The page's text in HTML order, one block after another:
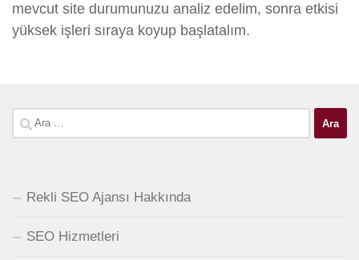
mevcut site durumunuzu analiz edelim, sonra etkisi
yüksek işleri sıraya koyup başlatalım.
Arama:
Rekli SEO Ajansı Hakkında
SEO Hizmetleri